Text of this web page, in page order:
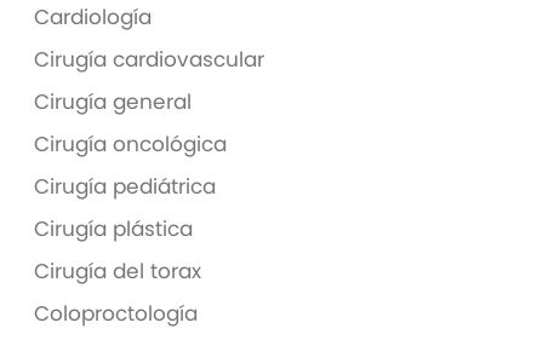
Cardiología
Cirugía cardiovascular
Cirugía general
Cirugía oncológica
Cirugía pediátrica
Cirugía plástica
Cirugía del torax
Coloproctología